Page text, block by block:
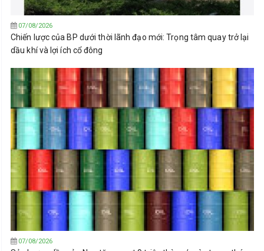
07/08/2026
Chiến lược của BP dưới thời lãnh đạo mới: Trọng tâm quay trở lại
dầu khí và lợi ích cổ đông
07/08/2026